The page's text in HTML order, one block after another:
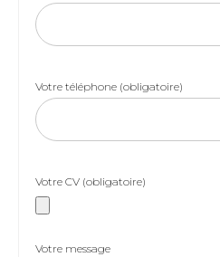
Votre téléphone (obligatoire)
Votre CV (obligatoire)
Votre message